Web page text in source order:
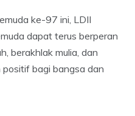
ke-97 ini, LDII
dapat terus berperan
berakhlak mulia, dan
bagi bangsa dan